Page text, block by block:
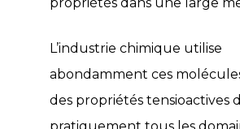
propriétés dans une large
L’industrie chimique utilise
abondamment ces
des propriétés tensioactives